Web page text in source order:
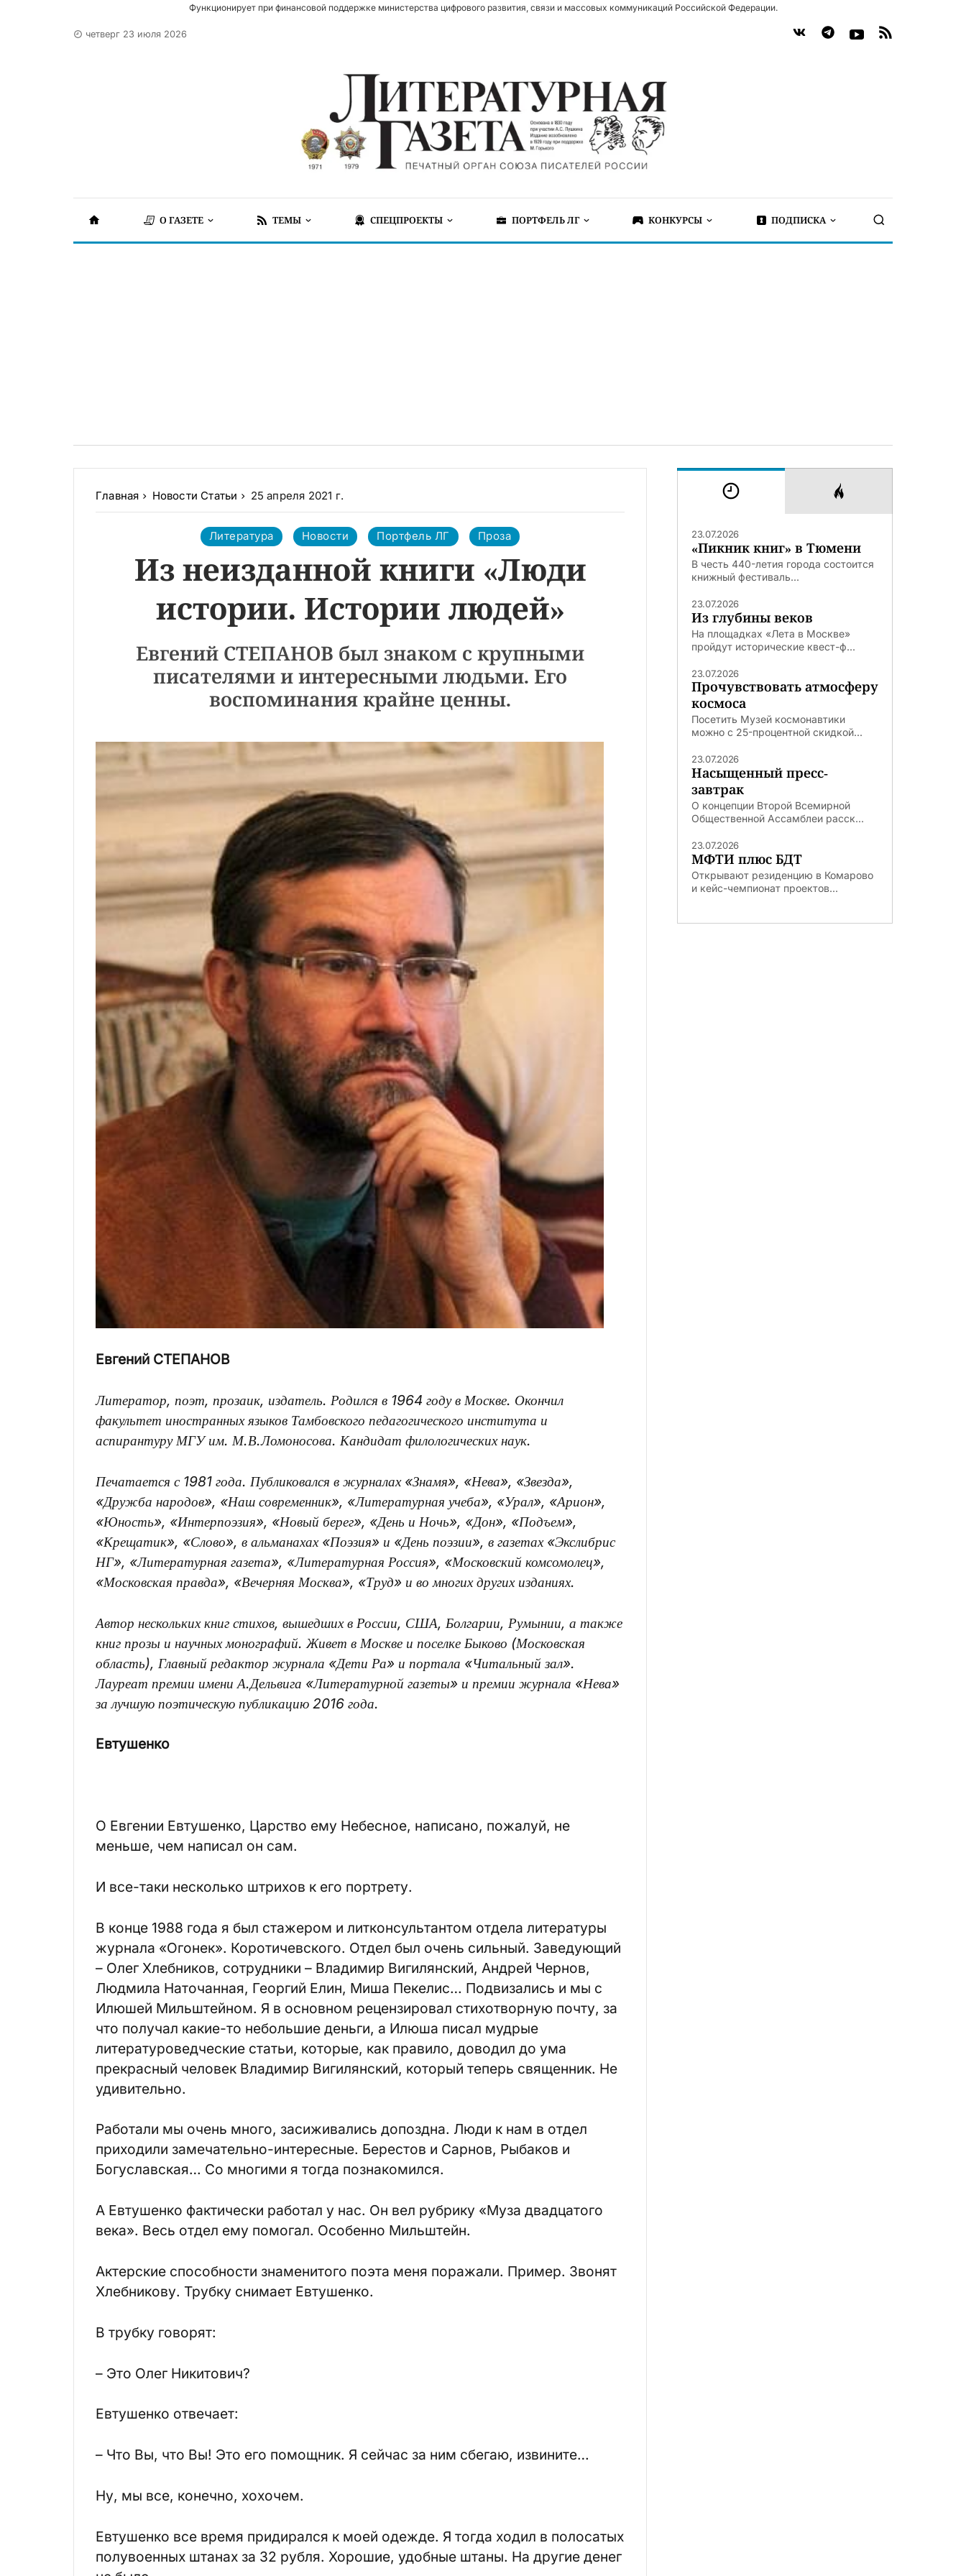
Функционирует при финансовой поддержке министерства цифрового развития, связи и массовых коммуникаций Российской Федерации.
четверг 23 июля 2026
О ГАЗЕТЕ ТЕМЫ СПЕЦПРОЕКТЫ ПОРТФЕЛЬ ЛГ КОНКУРСЫ ПОДПИСКА
Главная Новости Статьи 25 апреля 2021 г.
Литература Новости Портфель ЛГ Проза
Из неизданной книги «Люди
истории. Истории людей»
Евгений СТЕПАНОВ был знаком с крупными
писателями и интересными людьми. Его
воспоминания крайне ценны.
Евгений СТЕПАНОВ
Литератор, поэт, прозаик, издатель. Родился в 1964 году в Москве. Окончил
факультет иностранных языков Тамбовского педагогического института и
аспирантуру МГУ им. М.В.Ломоносова. Кандидат филологических наук.
Печатается с 1981 года. Публиковался в журналах «Знамя», «Нева», «Звезда»,
«Дружба народов», «Наш современник», «Литературная учеба», «Урал», «Арион»,
«Юность», «Интерпоэзия», «Новый берег», «День и Ночь», «Дон», «Подъем»,
«Крещатик», «Слово», в альманахах «Поэзия» и «День поэзии», в газетах «Экслибрис
НГ», «Литературная газета», «Литературная Россия», «Московский комсомолец»,
«Московская правда», «Вечерняя Москва», «Труд» и во многих других изданиях.
Автор нескольких книг стихов, вышедших в России, США, Болгарии, Румынии, а также
книг прозы и научных монографий. Живет в Москве и поселке Быково (Московская
область), Главный редактор журнала «Дети Ра» и портала «Читальный зал».
Лауреат премии имени А.Дельвига «Литературной газеты» и премии журнала «Нева»
за лучшую поэтическую публикацию 2016 года.
Евтушенко
О Евгении Евтушенко, Царство ему Небесное, написано, пожалуй, не
меньше, чем написал он сам.
И все-таки несколько штрихов к его портрету.
В конце 1988 года я был стажером и литконсультантом отдела литературы
журнала «Огонек». Коротичевского. Отдел был очень сильный. Заведующий
– Олег Хлебников, сотрудники – Владимир Вигилянский, Андрей Чернов,
Людмила Наточанная, Георгий Елин, Миша Пекелис… Подвизались и мы с
Илюшей Мильштейном. Я в основном рецензировал стихотворную почту, за
что получал какие-то небольшие деньги, а Илюша писал мудрые
литературоведческие статьи, которые, как правило, доводил до ума
прекрасный человек Владимир Вигилянский, который теперь священник. Не
удивительно.
Работали мы очень много, засиживались допоздна. Люди к нам в отдел
приходили замечательно-интересные. Берестов и Сарнов, Рыбаков и
Богуславская… Со многими я тогда познакомился.
А Евтушенко фактически работал у нас. Он вел рубрику «Муза двадцатого
века». Весь отдел ему помогал. Особенно Мильштейн.
Актерские способности знаменитого поэта меня поражали. Пример. Звонят
Хлебникову. Трубку снимает Евтушенко.
В трубку говорят:
– Это Олег Никитович?
Евтушенко отвечает:
– Что Вы, что Вы! Это его помощник. Я сейчас за ним сбегаю, извините…
Ну, мы все, конечно, хохочем.
Евтушенко все время придирался к моей одежде. Я тогда ходил в полосатых
полувоенных штанах за 32 рубля. Хорошие, удобные штаны. На другие денег
23.07.2026
«Пикник книг» в Тюмени
В честь 440-летия города состоится
книжный фестиваль...
23.07.2026
Из глубины веков
На площадках «Лета в Москве»
пройдут исторические квест-ф...
23.07.2026
Прочувствовать атмосферу
космоса
Посетить Музей космонавтики
можно с 25-процентной скидкой...
23.07.2026
Насыщенный пресс-
завтрак
О концепции Второй Всемирной
Общественной Ассамблеи расск...
23.07.2026
МФТИ плюс БДТ
Открывают резиденцию в Комарово
и кейс-чемпионат проектов...